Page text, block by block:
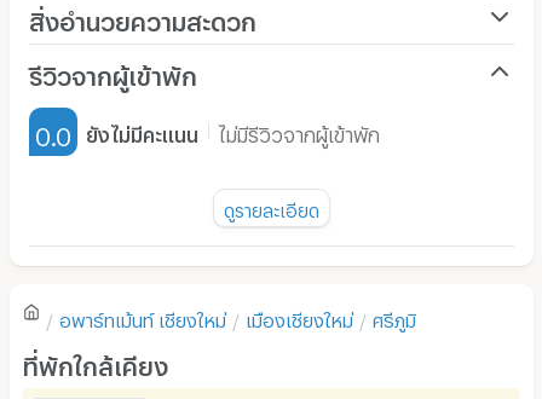
- กรุณาแจ้งวันที่ย้ายเข้าชัดเจน วันเวลาที่ต้องการย้ายเข้า
- ไม่รับจองเล่นๆ กรุณาตัดสินใจก่อนชำระเงินมัดจำ งดคืนเงิน
มัดจำทุกกรณี**
- หอพักรวม ชาย และหญิง *ไม่สะดวกรับมีเด็กอายุต่ำกว่า
- สอบถามจองห้องพักล่วงหน้า 1 เดือนไม่รับย้ายเข้าด่วนมาจาก
สิ่งอำนวยความสะดวก
เฟอร์นิเจอร์-ตู้, เตียง
เครื่องทำน้ำอุ่น
โซฟา
โต๊ะ - เก้าอี้ทำงาน
รีวิวจากผู้เข้าพัก
0.0 ยังไม่มีคะแนน ไม่มีรีวิวจากผู้เข้าพัก
ยังไม่มีรีวิวของอพาร์ทเม้นท์นี้
เขียนรีวิวแรกของอพาร์ทเม้นท์นี้
ดูรายละเอียด
อพาร์ทเม้นท์ เชียงใหม่ เมืองเชียงใหม่ ศรีภูมิ
ที่พักใกล้เคียง